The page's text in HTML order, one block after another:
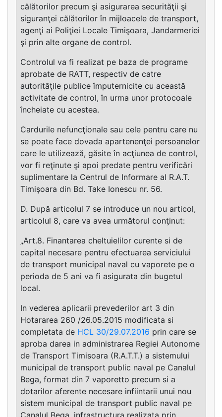
călătorilor precum şi asigurarea securităţii şi
siguranţei călătorilor în mijloacele de transport,
agenţi ai Poliţiei Locale Timişoara, Jandarmeriei
şi prin alte organe de control.
Controlul va fi realizat pe baza de programe
aprobate de RATT, respectiv de catre
autorităţile publice împuternicite cu această
activitate de control, în urma unor protocoale
încheiate cu acestea.
Cardurile nefuncţionale sau cele pentru care nu
se poate face dovada apartenenţei persoanelor
care le utilizează, găsite în acţiunea de control,
vor fi reţinute şi apoi predate pentru verificări
suplimentare la Centrul de Informare al R.A.T.
Timişoara din Bd. Take Ionescu nr. 56.
D. După articolul 7 se introduce un nou articol,
articolul 8, care va avea următorul conţinut:
„Art.8. Finantarea cheltuielilor curente si de
capital necesare pentru efectuarea serviciului
de transport municipal naval cu vaporete pe o
perioda de 5 ani va fi asigurata din bugetul
local.
In vederea aplicarii prevederilor art 3 din
Hotararea 260 /26.05.2015 modificata si
completata de HCL 30/29.07.2016 prin care se
aproba darea in administrarea Regiei Autonome
de Transport Timisoara (R.A.T.T.) a sistemului
municipal de transport public naval pe Canalul
Bega, format din 7 vaporetto precum si a
dotarilor aferente necesare infiintarii unui nou
sistem municipal de transport public naval pe
Canalul Bega, infrastructura realizata prin